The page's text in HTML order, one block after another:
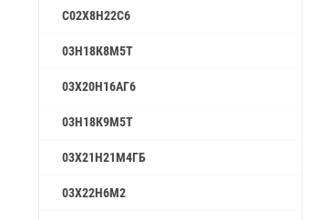
С02Х8Н22С6
03Н18К8М5Т
03Х20Н16АГ6
03Н18К9М5Т
03Х21Н21М4ГБ
03Х22Н6М2